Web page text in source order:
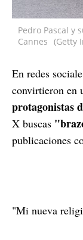
Pedro Pascal y
Cannes (Getty
En redes
convirtieron en
protagonistas
X buscas
publicaciones
"Mi nueva